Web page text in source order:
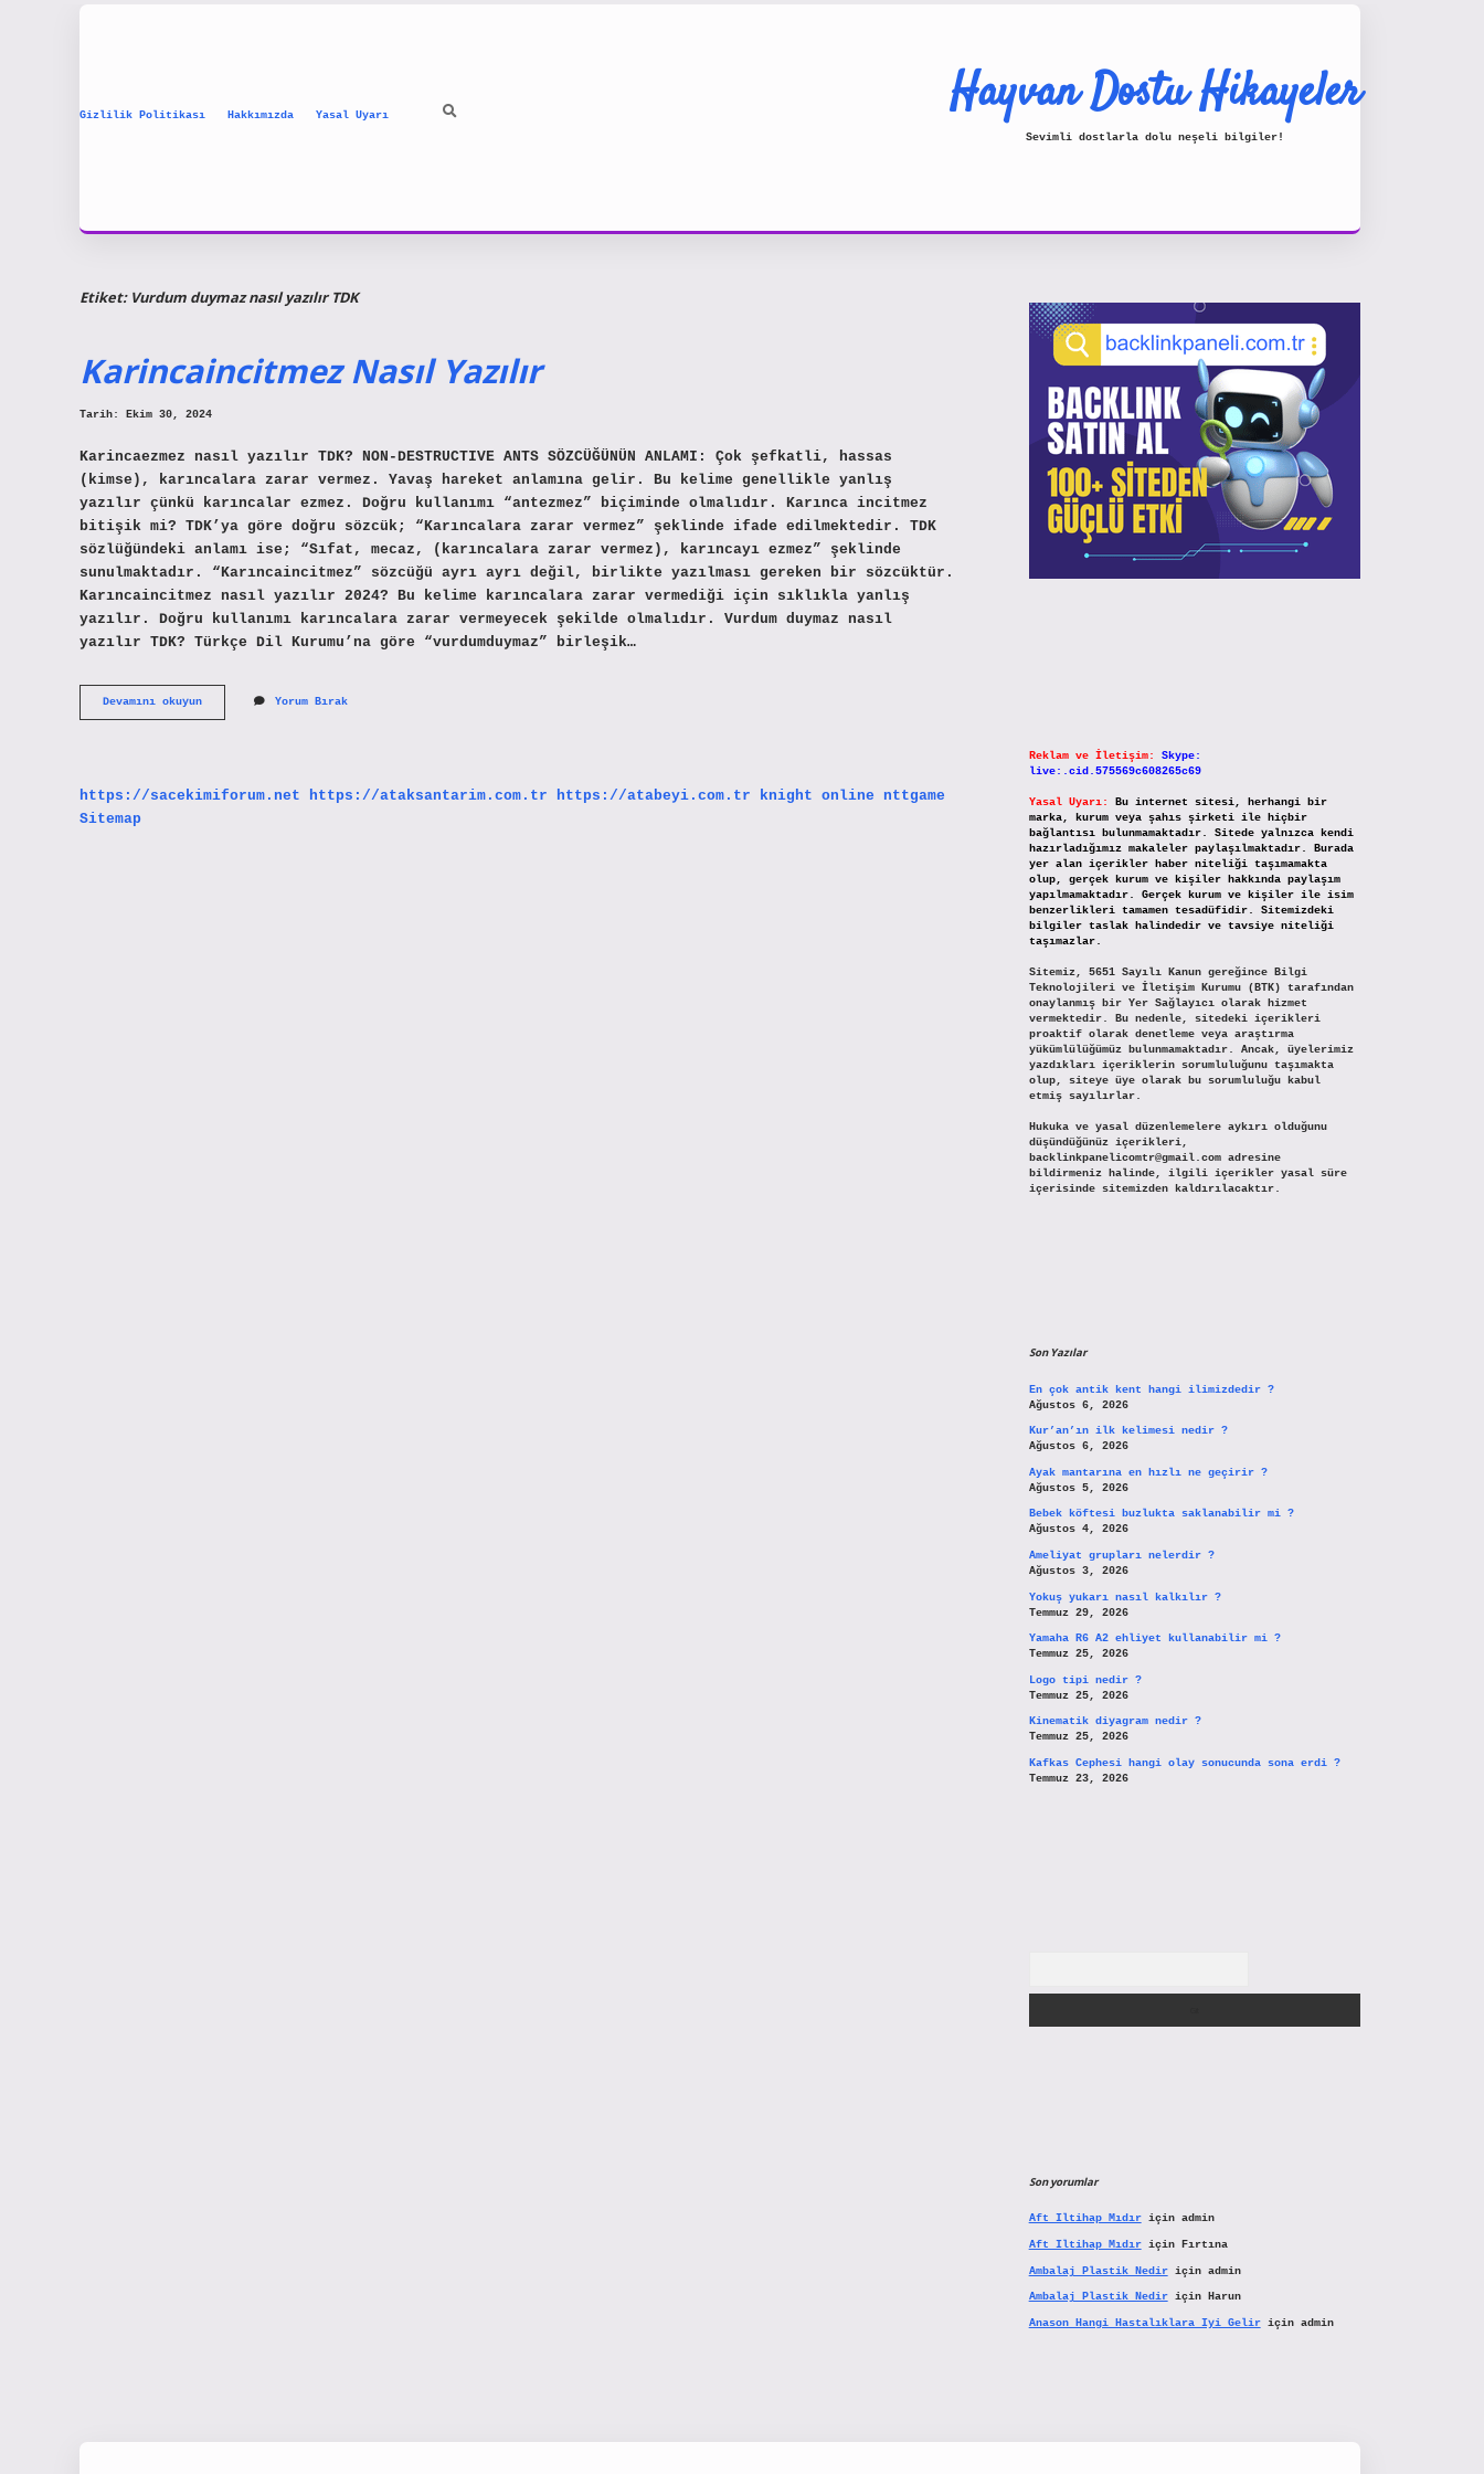
Gizlilik Politikası Hakkımızda Yasal Uyarı Hayvan Dostu Hikayeler
Sevimli dostlarla dolu neşeli bilgiler!
Etiket: Vurdum duymaz nasıl yazılır TDK
Karincaincitmez Nasıl Yazılır
Tarih: Ekim 30, 2024
Karincaezmez nasıl yazılır TDK? NON-DESTRUCTIVE ANTS SÖZCÜĞÜNÜN ANLAMI: Çok şefkatli, hassas
(kimse), karıncalara zarar vermez. Yavaş hareket anlamına gelir. Bu kelime genellikle yanlış
yazılır çünkü karıncalar ezmez. Doğru kullanımı “antezmez” biçiminde olmalıdır. Karınca incitmez
bitişik mi? TDK’ya göre doğru sözcük; “Karıncalara zarar vermez” şeklinde ifade edilmektedir. TDK
sözlüğündeki anlamı ise; “Sıfat, mecaz, (karıncalara zarar vermez), karıncayı ezmez” şeklinde
sunulmaktadır. “Karıncaincitmez” sözcüğü ayrı ayrı değil, birlikte yazılması gereken bir sözcüktür.
Karıncaincitmez nasıl yazılır 2024? Bu kelime karıncalara zarar vermediği için sıklıkla yanlış
yazılır. Doğru kullanımı karıncalara zarar vermeyecek şekilde olmalıdır. Vurdum duymaz nasıl
yazılır TDK? Türkçe Dil Kurumu’na göre “vurdumduymaz” birleşik…
Devamını okuyunKarincaincitmez
Nasıl
Yorum Bırak
https://sacekimiforum.net https://ataksantarim.com.tr https://atabeyi.com.tr knight online nttgame
Sitemap
Reklam ve İletişim:
Skype:
live:.cid.575569c608265c69
Yasal Uyarı:
Bu internet sitesi, herhangi bir
marka, kurum veya şahıs şirketi ile hiçbir
bağlantısı bulunmamaktadır. Sitede yalnızca kendi
hazırladığımız makaleler paylaşılmaktadır. Burada
yer alan içerikler haber niteliği taşımamakta
olup, gerçek kurum ve kişiler hakkında paylaşım
yapılmamaktadır. Gerçek kurum ve kişiler ile isim
benzerlikleri tamamen tesadüfidir. Sitemizdeki
bilgiler taslak halindedir ve tavsiye niteliği
taşımazlar.
Sitemiz, 5651 Sayılı Kanun gereğince Bilgi
Teknolojileri ve İletişim Kurumu (BTK) tarafından
onaylanmış bir Yer Sağlayıcı olarak hizmet
vermektedir. Bu nedenle, sitedeki içerikleri
proaktif olarak denetleme veya araştırma
yükümlülüğümüz bulunmamaktadır. Ancak, üyelerimiz
yazdıkları içeriklerin sorumluluğunu taşımakta
olup, siteye üye olarak bu sorumluluğu kabul
etmiş sayılırlar.
Hukuka ve yasal düzenlemelere aykırı olduğunu
düşündüğünüz içerikleri,
backlinkpanelicomtr@gmail.comadresine
bildirmeniz halinde, ilgili içerikler yasal süre
içerisinde sitemizden kaldırılacaktır.
Son Yazılar
En çok antik kent hangi ilimizdedir ?
Ağustos 6, 2026
Kur’an’ın ilk kelimesi nedir ?
Ağustos 6, 2026
Ayak mantarına en hızlı ne geçirir ?
Ağustos 5, 2026
Bebek köftesi buzlukta saklanabilir mi ?
Ağustos 4, 2026
Ameliyat grupları nelerdir ?
Ağustos 3, 2026
Yokuş yukarı nasıl kalkılır ?
Temmuz 29, 2026
Yamaha R6 A2 ehliyet kullanabilir mi ?
Temmuz 25, 2026
Logo tipi nedir ?
Temmuz 25, 2026
Kinematik diyagram nedir ?
Temmuz 25, 2026
Kafkas Cephesi hangi olay sonucunda sona erdi ?
Temmuz 23, 2026
Son yorumlar
Aft Iltihap Mıdıriçin admin
Aft Iltihap Mıdıriçin Fırtına
Ambalaj Plastik Nediriçin admin
Ambalaj Plastik Nediriçin Harun
Anason Hangi Hastalıklara Iyi Geliriçin admin